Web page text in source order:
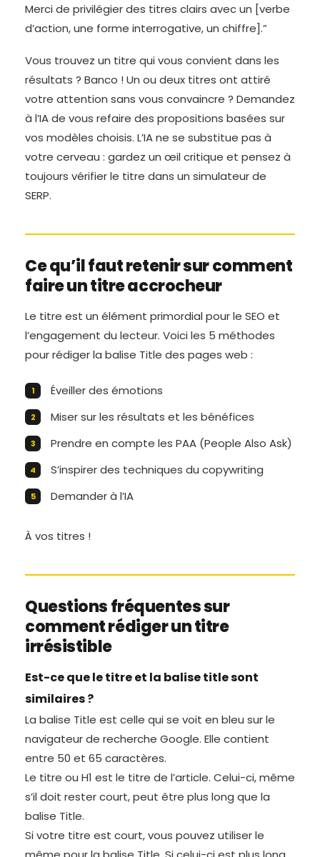
Merci de privilégier des titres clairs avec un [verbe
d’action, une forme interrogative, un chiffre].”
Vous trouvez un titre qui vous convient dans les
résultats ? Banco ! Un ou deux titres ont attiré
votre attention sans vous convaincre ? Demandez
à l’IA de vous refaire des propositions basées sur
vos modèles choisis. L’IA ne se substitue pas à
votre cerveau : gardez un œil critique et pensez à
toujours vérifier le titre dans un simulateur de
SERP.
Ce qu’il faut retenir sur comment
faire un titre accrocheur
Le titre est un élément primordial pour le SEO et
l’engagement du lecteur. Voici les 5 méthodes
pour rédiger la balise Title des pages web :
Éveiller des émotions
Miser sur les résultats et les bénéfices
Prendre en compte les PAA (People Also Ask)
S’inspirer des techniques du copywriting
Demander à l’IA
À vos titres !
Questions fréquentes sur
comment rédiger un titre
irrésistible
Est-ce que le titre et la balise title sont
similaires ?
La balise Title est celle qui se voit en bleu sur le
navigateur de recherche Google. Elle contient
entre 50 et 65 caractères.
Le titre ou H1 est le titre de l’article. Celui-ci, même
s’il doit rester court, peut être plus long que la
balise Title.
Si votre titre est court, vous pouvez utiliser le